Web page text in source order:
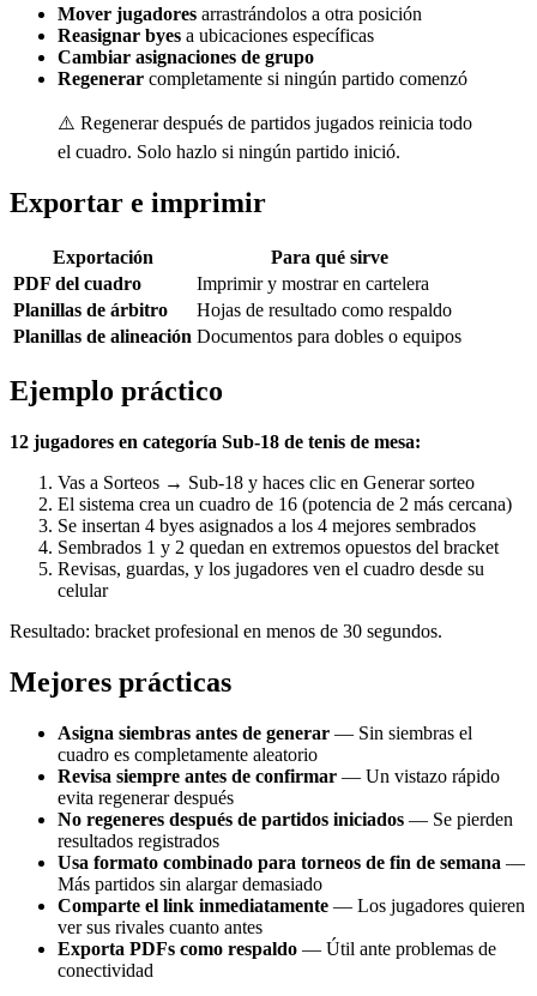
Mover jugadores arrastrándolos a otra posición
Reasignar byes a ubicaciones específicas
Cambiar asignaciones de grupo
Regenerar completamente si ningún partido comenzó
⚠️ Regenerar después de partidos jugados reinicia todo
el cuadro. Solo hazlo si ningún partido inició.
Exportar e imprimir
Exportación
Para qué sirve
PDF del cuadro
Imprimir y mostrar en cartelera
Planillas de árbitro
Hojas de resultado como respaldo
Planillas de alineación Documentos para dobles o equipos
Ejemplo práctico
12 jugadores en categoría Sub-18 de tenis de mesa:
Vas a Sorteos → Sub-18 y haces clic en Generar sorteo
El sistema crea un cuadro de 16 (potencia de 2 más cercana)
Se insertan 4 byes asignados a los 4 mejores sembrados
Sembrados 1 y 2 quedan en extremos opuestos del bracket
Revisas, guardas, y los jugadores ven el cuadro desde su
celular
Resultado: bracket profesional en menos de 30 segundos.
Mejores prácticas
Asigna siembras antes de generar — Sin siembras el
cuadro es completamente aleatorio
Revisa siempre antes de confirmar — Un vistazo rápido
evita regenerar después
No regeneres después de partidos iniciados — Se pierden
resultados registrados
Usa formato combinado para torneos de fin de semana —
Más partidos sin alargar demasiado
Comparte el link inmediatamente — Los jugadores quieren
ver sus rivales cuanto antes
Exporta PDFs como respaldo — Útil ante problemas de
conectividad